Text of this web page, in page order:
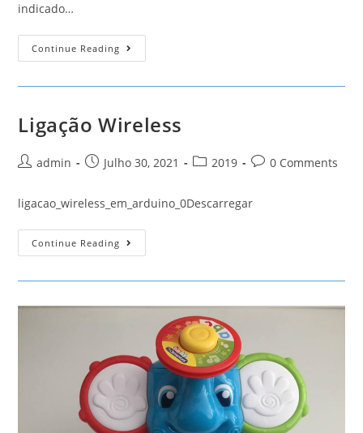
indicado…
Continue Reading Avião
Francês
Ligação Wireless
Postadmin
PostJulho 30, 2021
Post2019
Post0 Comments
ligacao_wireless_em_arduino_0Descarregar
Continue Reading Ligação
Wireless